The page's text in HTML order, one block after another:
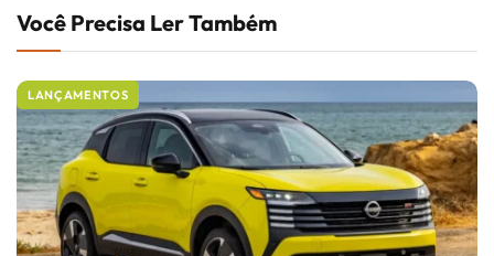
Você Precisa Ler Também
LANÇAMENTOS